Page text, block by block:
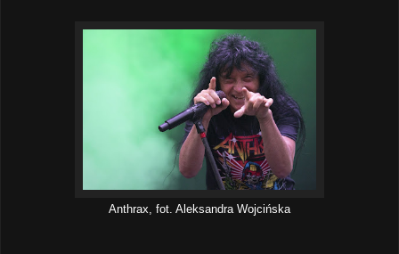
Anthrax, fot. Aleksandra Wojcińska